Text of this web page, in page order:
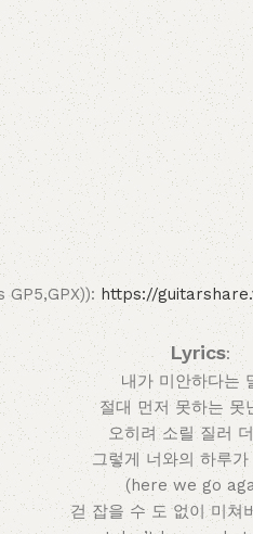
https://
Lyrics:
내가 미안하다는
절대 먼저 못하는 못
오히려 소릴 질러
그렇게 너와의 하루가
(here we go
걷 잡을 수 도 없이 미쳐